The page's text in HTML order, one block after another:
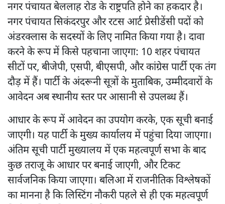
नगर पंचायत बेललाह रोड के राष्ट्रपति होने का हकदार है।
नगर पंचायत सिकंदरपुर और रटस आर्ट प्रेसीडेंसी पदों को
अंडरक्लास के सदस्यों के लिए नामित किया गया है। दावा
करने के रूप में किसे पहचाना जाएगा: 10 शहर पंचायत
सीटों पर, बीजेपी, एसपी, बीएसपी, और कांग्रेस पार्टी एक तंग
दौड़ में हैं। पार्टी के अंदरूनी सूत्रों के मुताबिक, उम्मीदवारों के
आवेदन अब स्थानीय स्तर पर आसानी से उपलब्ध हैं।
आधार के रूप में आवेदन का उपयोग करके, एक सूची बनाई
जाएगी। यह पार्टी के मुख्य कार्यालय में पहुंचा दिया जाएगा।
अंतिम सूची पार्टी मुख्यालय में एक महत्वपूर्ण सभा के बाद
कुछ तराजू के आधार पर बनाई जाएगी, और टिकट
सार्वजनिक किया जाएगा। बलिआ में राजनीतिक विश्लेषकों
का मानना है कि लिस्टिंग नौकरी पहले से ही एक महत्वपूर्ण